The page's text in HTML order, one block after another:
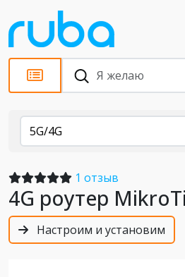
Каталог
5G/4G
1 отзыв
4G роутер
Настроим и установим